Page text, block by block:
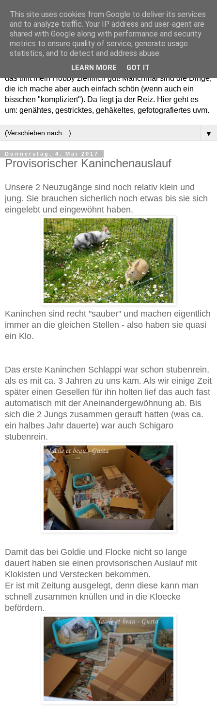
Willkommen in meinem "Wohnzimmer". Einfach und schön -
das trifft mein Hobby ziemlich gut! Manchmal sind die Dinge,
die ich mache aber auch einfach schön (wenn auch ein
bisschen "kompliziert"). Da liegt ja der Reiz. Hier geht es
um: genähtes, gestricktes, gehäkeltes, gefotografiertes uvm.
▼
Donnerstag, 4. Mai 2017
Provisorischer Kaninchenauslauf
Unsere 2 Neuzugänge sind noch relativ klein und
jung. Sie brauchen sicherlich noch etwas bis sie sich
eingelebt und eingewöhnt haben.
Kaninchen sind recht "sauber" und machen eigentlich
immer an die gleichen Stellen - also haben sie quasi
ein Klo.
Das erste Kaninchen Schlappi war schon stubenrein,
als es mit ca. 3 Jahren zu uns kam. Als wir einige Zeit
später einen Gesellen für ihn holten lief das auch fast
automatisch mit der Aneinandergewöhnung ab. Bis
sich die 2 Jungs zusammen gerauft hatten (was ca.
ein halbes Jahr dauerte) war auch Schigaro
stubenrein.
Damit das bei Goldie und Flocke nicht so lange
dauert haben sie einen provisorischen Auslauf mit
Klokisten und Verstecken bekommen.
Er ist mit Zeitung ausgelegt, denn diese kann man
schnell zusammen knüllen und in die Kloecke
befördern.
This site uses cookies from Google to deliver its services
and to analyze traffic. Your IP address and user-agent are
shared with Google along with performance and security
metrics to ensure quality of service, generate usage
statistics, and to detect and address abuse.
LEARN MORE GOT IT